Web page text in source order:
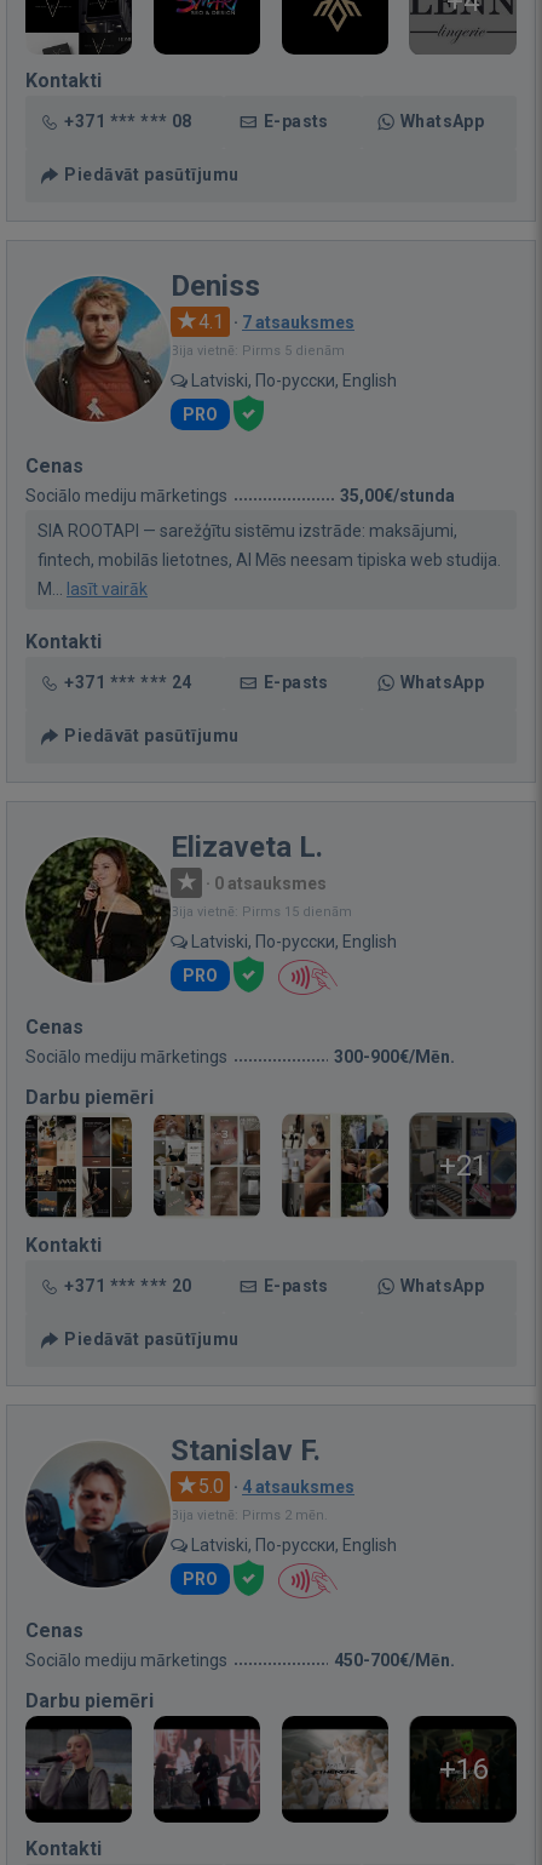
Kontakti
+371 *** *** 08 E-pasts WhatsApp
Piedāvāt pasūtījumu
Deniss
4.1 · 7 atsauksmes
Bija vietnē: Pirms 5 dienām
Latviski, По-русски, English
PRO
Cenas
Sociālo mediju mārketings
35,00€/stunda
SIA ROOTAPI — sarežģītu sistēmu izstrāde: maksājumi,
fintech, mobilās lietotnes, AI Mēs neesam tipiska web studija.
M... lasīt vairāk
Kontakti
+371 *** *** 24 E-pasts WhatsApp
Piedāvāt pasūtījumu
Elizaveta L.
· 0 atsauksmes
Bija vietnē: Pirms 15 dienām
Latviski, По-русски, English
PRO
Cenas
Sociālo mediju mārketings 300-900€/Mēn.
Darbu piemēri
+21
Kontakti
+371 *** *** 20 E-pasts WhatsApp
Piedāvāt pasūtījumu
Stanislav F.
5.0 · 4 atsauksmes
Bija vietnē: Pirms 2 mēn.
Latviski, По-русски, English
PRO
Cenas
Sociālo mediju mārketings 450-700€/Mēn.
Darbu piemēri
+16
Kontakti